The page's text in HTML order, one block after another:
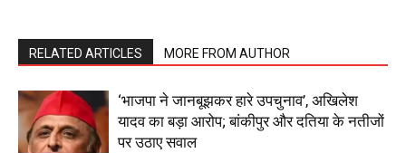
My account
RELATED ARTICLES MORE FROM AUTHOR
‘भाजपा ने जानबूझकर हारे उपचुनाव’, अखिलेश
यादव का बड़ा आरोप; बांकीपुर और दतिया के नतीजों
पर उठाए सवाल